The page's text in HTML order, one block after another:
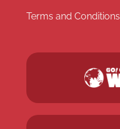
Terms and Conditions